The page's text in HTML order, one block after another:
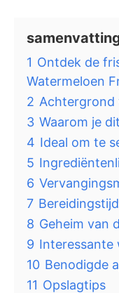
1 Ontdek de
Watermeloen
2 Achtergrond
3 Waarom je
4 Ideal om te
5
6
7
8 Geheim van
9 Interessante
10 Benodigde
11 Opslagtips